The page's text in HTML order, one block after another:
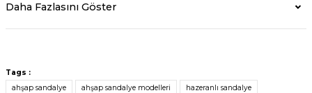
Daha Fazlasını Göster
Tags :
ahşap sandalye
ahşap sandalye modelleri hazeranlı sandalye